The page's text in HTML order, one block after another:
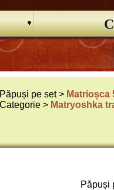
Păpuși pe set > Matrioșca
Categorie > Matryoshka
Păpuși